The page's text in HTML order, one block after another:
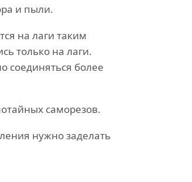
и пыли.
на лаги таким
только на лаги.
соединяться более
саморезов.
нужно заделать